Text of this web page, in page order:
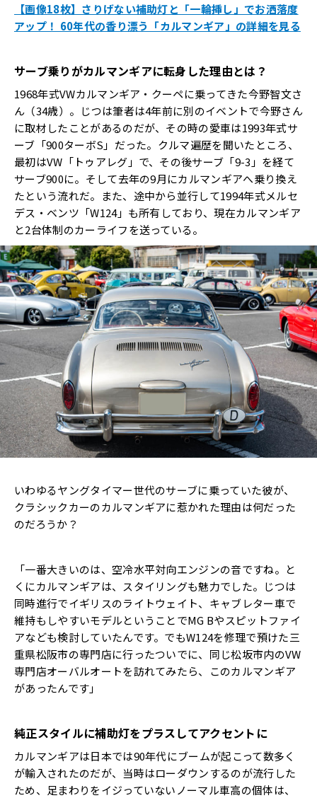
【画像18枚】さりげない補助灯と「一輪挿し」でお洒落度
アップ！ 60年代の香り漂う「カルマンギア」の詳細を見る
サーブ乗りがカルマンギアに転身した理由とは？
1968年式VWカルマンギア・クーペに乗ってきた今野智文さ
ん（34歳）。じつは筆者は4年前に別のイベントで今野さん
に取材したことがあるのだが、その時の愛車は1993年式サ
ーブ「900ターボS」だった。クルマ遍歴を聞いたところ、
最初はVW「トゥアレグ」で、その後サーブ「9-3」を経て
サーブ900に。そして去年の9月にカルマンギアへ乗り換え
たという流れだ。また、途中から並行して1994年式メルセ
デス・ベンツ「W124」も所有しており、現在カルマンギア
と2台体制のカーライフを送っている。
いわゆるヤングタイマー世代のサーブに乗っていた彼が、
クラシックカーのカルマンギアに惹かれた理由は何だった
のだろうか？
「一番大きいのは、空冷水平対向エンジンの音ですね。と
くにカルマンギアは、スタイリングも魅力でした。じつは
同時進行でイギリスのライトウェイト、キャブレター車で
維持もしやすいモデルということでMG Bやスピットファイ
アなども検討していたんです。でもW124を修理で預けた三
重県松阪市の専門店に行ったついでに、同じ松坂市内のVW
専門店オーバルオートを訪れてみたら、このカルマンギア
があったんです」
純正スタイルに補助灯をプラスしてアクセントに
カルマンギアは日本では90年代にブームが起こって数多く
が輸入されたのだが、当時はローダウンするのが流行した
ため、足まわりをイジっていないノーマル車高の個体は、